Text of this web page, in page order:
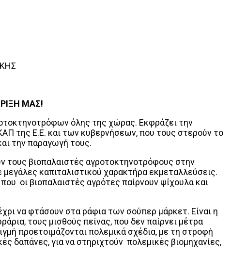
ΜΑΣ!
όλης της χώρας. Εκφράζει την
της Ε.Ε. και των κυβερνήσεων, που τους στερούν το
την παραγωγή τους.
τους βιοπαλαιστές αγροτοκτηνοτρόφους στην
καπιταλιστικού χαρακτήρα εκμεταλλεύσεις.
οι βιοπαλαιστές αγρότες παίρνουν ψίχουλα και
να φτάσουν στα ράφια των σούπερ μάρκετ. Είναι η
τους μισθούς πείνας, που δεν παίρνει μέτρα
προετοιμάζονται πολεμικά σχέδια, με τη στροφή
δαπάνες, για να στηριχτούν πολεμικές βιομηχανίες,